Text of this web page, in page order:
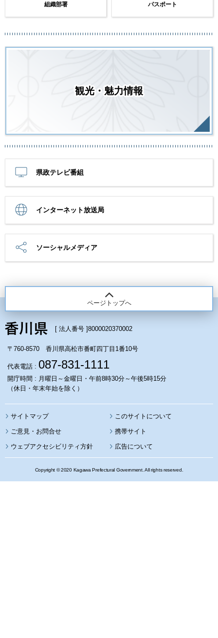
組織部署 パスポート
観光・魅力情報
県政テレビ番組
インターネット放送局
ソーシャルメディア
ページトップへ
[ 法人番号 ]8000020370002
〒760-8570 香川県高松市番町四丁目1番10号
代表電話 : 087-831-1111
開庁時間 : 月曜日～金曜日・午前8時30分～午後5時15分
（休日・年末年始を除く）
サイトマップ このサイトについて
携帯サイト
ウェブアクセシビリティ方針 広告について
Copyright © 2020 Kagawa Prefectural Government. All rights reserved.